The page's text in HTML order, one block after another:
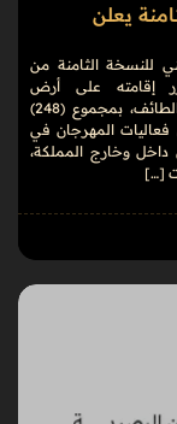
يعلن
للنسخة الثامنة من
للهجن لعام 2026، المقرر إقامته على أرض
ميدان الطائف التاريخي لسباقات الهجن بمحافظة الطائف، بمجموع (248)
ريال. وتنطلق فعاليات المهرجان في
وخارج المملكة،